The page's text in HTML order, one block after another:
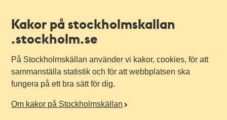
Kakor på stockholmskallan
.stockholm.se
På Stockholmskällan använder vi kakor, cookies, för att
sammanställa statistik och för att webbplatsen ska
fungera på ett bra sätt för dig.
Om kakor på Stockholmskällan